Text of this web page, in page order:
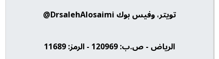
تويتر، وفيس بوك DrsalehAlosaimi@
الرياض - ص.ب: 120969 - الرمز: 11689